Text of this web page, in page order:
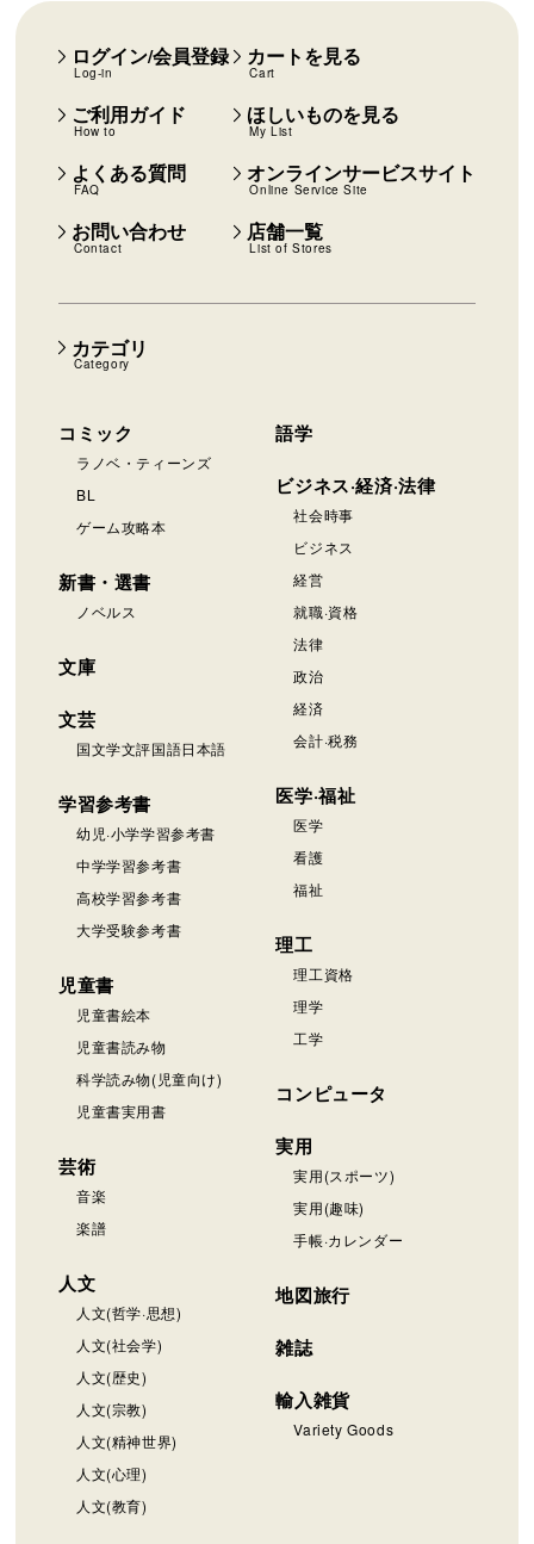
カテゴリ
Category
コミック
ラノベ・ティーンズ
BL
ゲーム攻略本
新書・選書
ノベルス
文庫
文芸
国文学文評国語日本語
学習参考書
幼児·小学学習参考書
中学学習参考書
高校学習参考書
大学受験参考書
児童書
児童書絵本
児童書読み物
科学読み物(児童向け)
児童書実用書
芸術
音楽
楽譜
人文
人文(哲学·思想)
人文(社会学)
人文(歴史)
人文(宗教)
人文(精神世界)
人文(心理)
人文(教育)
語学
ビジネス·経済·法律
社会時事
ビジネス
経営
就職·資格
法律
政治
経済
会計·税務
医学·福祉
医学
看護
福祉
理工
理工資格
理学
工学
コンピュータ
実用
実用(スポーツ)
実用(趣味)
手帳·カレンダー
地図旅行
雑誌
輸入雑貨
Variety Goods
ログイン/会員登録
Log-in
カートを見る
Cart
ご利用ガイド
How to
ほしいものを見る
My List
よくある質問
FAQ
オンラインサービスサイト
Online Service Site
お問い合わせ
Contact
店舗一覧
List of Stores